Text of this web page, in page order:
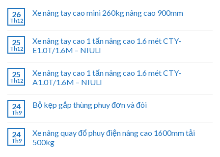
26
Th12
Xe nâng tay cao mini 260kg nâng cao 900mm
25
Th12
Xe nâng tay cao 1 tấn nâng cao 1.6 mét CTY-
E1.0T/1.6M – NIULI
25
Th12
Xe nâng tay cao 1 tấn nâng cao 1.6 mét CTY-
A1.0T/1.6M – NIULI
24
Th9
Bộ kẹp gắp thùng phuy đơn và đôi
24
Th9
Xe nâng quay đổ phuy điện nâng cao 1600mm tải
500kg